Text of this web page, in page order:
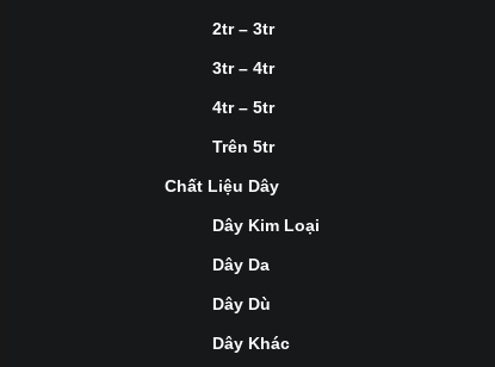
2tr – 3tr
3tr – 4tr
4tr – 5tr
Trên 5tr
Chất Liệu Dây
Dây Kim Loại
Dây Da
Dây Dù
Dây Khác